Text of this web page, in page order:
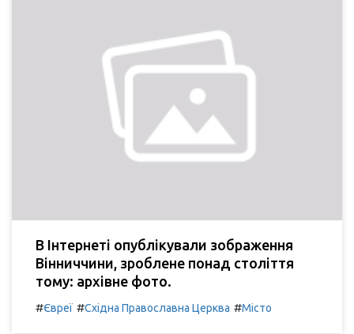
В Інтернеті опублікували зображення
Вінниччини, зроблене понад століття
тому: архівне фото.
#Євреї #Східна Православна Церква #Місто